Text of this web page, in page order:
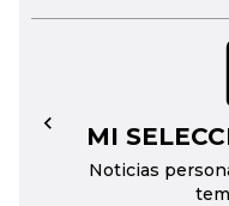
MI
Noticias
←